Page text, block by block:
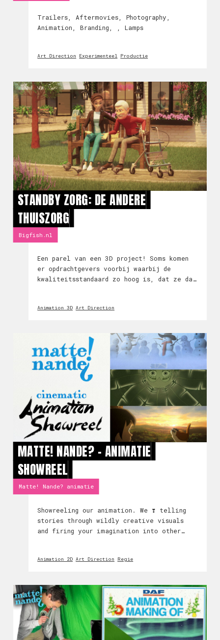
Trailers, Aftermovies, Photography,
Animation, Branding, , Lamps
Art Direction Experimenteel Productie
STANDBY ZORG: DE ANDERE
THUISZORG
Bigfish.nl
Een parel van een 3D project! Soms komen
er opdrachtgevers voorbij waarbij de
kwaliteitsstandaard zo hoog is, dat ze dat
Standby Zorg het geval. Wij hebben in co-
Animation 3D Art Direction
MATTE! NANDE? - ANIMATIE
SHOWREEL
Matte! Nande? animatie
Showreeling our animation. We ❣️ telling
stories through wildly creative visuals
and firing your imagination into other
Animation 2D Art Direction Regie